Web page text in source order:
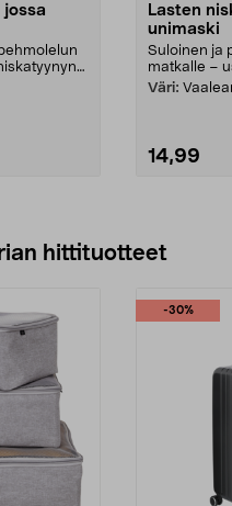
jossa
Lasten
unimaski
Suloinen ja
matkalle –
Väri:
14,99
hittituotteet
-30%